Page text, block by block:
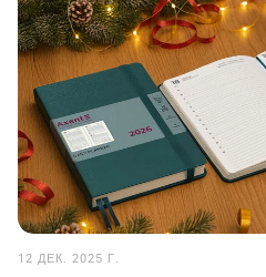
12 ДЕК. 2025 Г.